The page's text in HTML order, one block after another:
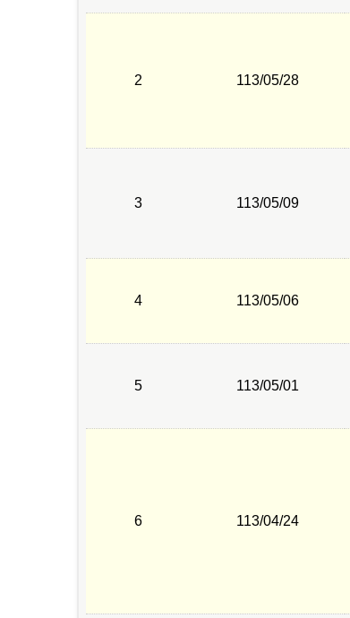
2 113/05/28
3 113/05/09
4 113/05/06
5 113/05/01
6 113/04/24